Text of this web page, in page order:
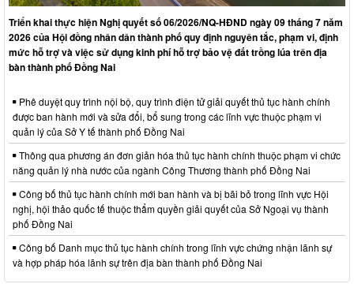
Triển khai thực hiện Nghị quyết số 06/2026/NQ-HĐND ngày 09 tháng 7 năm
2026 của Hội đồng nhân dân thành phố quy định nguyên tắc, phạm vi, định
mức hỗ trợ và việc sử dụng kinh phí hỗ trợ bảo vệ đất trồng lúa trên địa
bàn thành phố Đồng Nai
Phê duyệt quy trình nội bộ, quy trình điện tử giải quyết thủ tục hành chính
được ban hành mới và sửa đổi, bổ sung trong các lĩnh vực thuộc phạm vi
quản lý của Sở Y tế thành phố Đồng Nai
Thông qua phương án đơn giản hóa thủ tục hành chính thuộc phạm vi chức
năng quản lý nhà nước của ngành Công Thương thành phố Đồng Nai
Công bố thủ tục hành chính mới ban hành và bị bãi bỏ trong lĩnh vực Hội
nghị, hội thảo quốc tế thuộc thẩm quyền giải quyết của Sở Ngoại vụ thành
phố Đồng Nai
Công bố Danh mục thủ tục hành chính trong lĩnh vực chứng nhận lãnh sự
và hợp pháp hóa lãnh sự trên địa bàn thành phố Đồng Nai